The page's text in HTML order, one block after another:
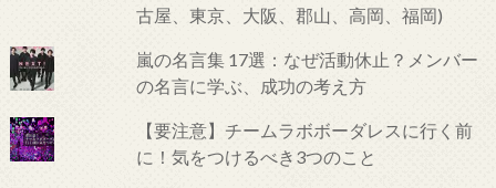
古屋、東京、大阪、郡山、高岡、福岡)
嵐の名言集 17選：なぜ活動休止？メンバー
の名言に学ぶ、成功の考え方
【要注意】チームラボボーダレスに行く前
に！気をつけるべき3つのこと